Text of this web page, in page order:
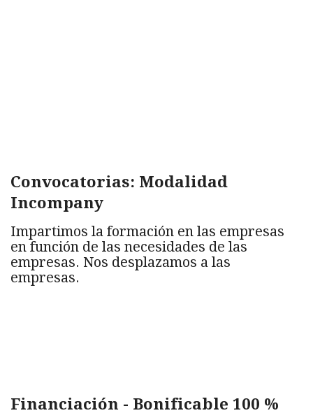
Convocatorias: Modalidad
Incompany
Impartimos la formación en las empresas
en función de las necesidades de las
empresas. Nos desplazamos a las
empresas.
Financiación - Bonificable 100 %